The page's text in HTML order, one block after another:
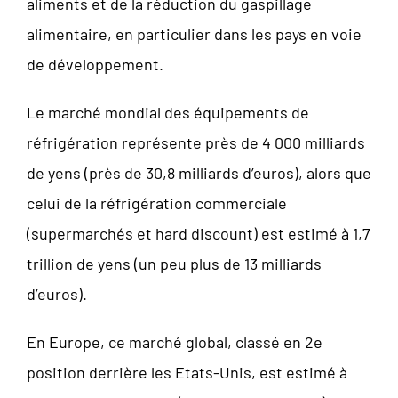
alimentaire, en particulier dans les pays en voie
de développement.
Le marché mondial des équipements de
réfrigération représente près de 4 000 milliards
de yens (près de 30,8 milliards d’euros), alors que
celui de la réfrigération commerciale
(supermarchés et hard discount) est estimé à 1,7
trillion de yens (un peu plus de 13 milliards
d’euros).
En Europe, ce marché global, classé en 2e
position derrière les Etats-Unis, est estimé à